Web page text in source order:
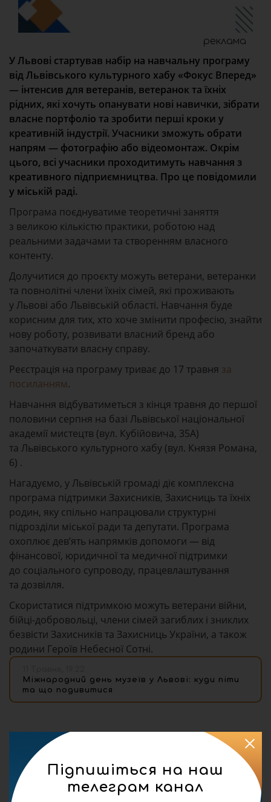
реклама
У Львові стартував набір на навчальну програму
від Львівського культурного хабу «Фокус Вперед»
— інтенсив для ветеранів, ветеранок та їхніх
рідних, які хочуть опанувати нові навички, зібрати
власне портфоліо та зробити перші кроки у
креативній індустрії. Учасники зможуть обрати
напрям — фотографію або відеомонтаж. Окрім
цього, всі учасники проходитимуть навчання з
креативного підприємництва. Про це повідомили
у міській раді.
Програма поєднуватиме теоретичні заняття
з великою кількістю практики, роботою над
реальними задачами та створенням власного
контенту.
Долучитися до проєкту можуть ветерани, ветеранки
та повнолітні члени їхніх сімей, які проживають
у Львові або Львівській області. Навчання буде
корисним для тих, хто хоче змінити професію, знайти
нову роботу, розвивати власний бренд або
започаткувати власну справу.
Реєстрація на програму триває до 17 травня за
посиланням.
Навчання відбуватиметься з кінця травня до першої
половини серпня на базі Львівської національної
академії мистецтв (вул. Кубійовича, 35А)
та Львівського культурного хабу (вул. Князя Романа,
6) .
Нагадуємо, у Львівській громаді діє комплексна
програма підтримки Захисників, Захисниць та їхніх
родин, яку спільно напрацювали структурні
підрозділи міської ради та депутати. Програма
охоплює дев’ять напрямків допомоги — від
фінансової, юридичної та медичної підтримки
до соціального супроводу, працевлаштування
та дозвілля.
Скористатися підтримкою можуть ветерани війни,
бійці-добровольці, члени сімей загиблих і зниклих
безвісти Захисників та Захисниць України, а також
родини Героїв Небесної Сотні.
Міжнародний день музеїв у Львові: куди піти
та що подивитися
Підпишіться на наш
телеграм канал